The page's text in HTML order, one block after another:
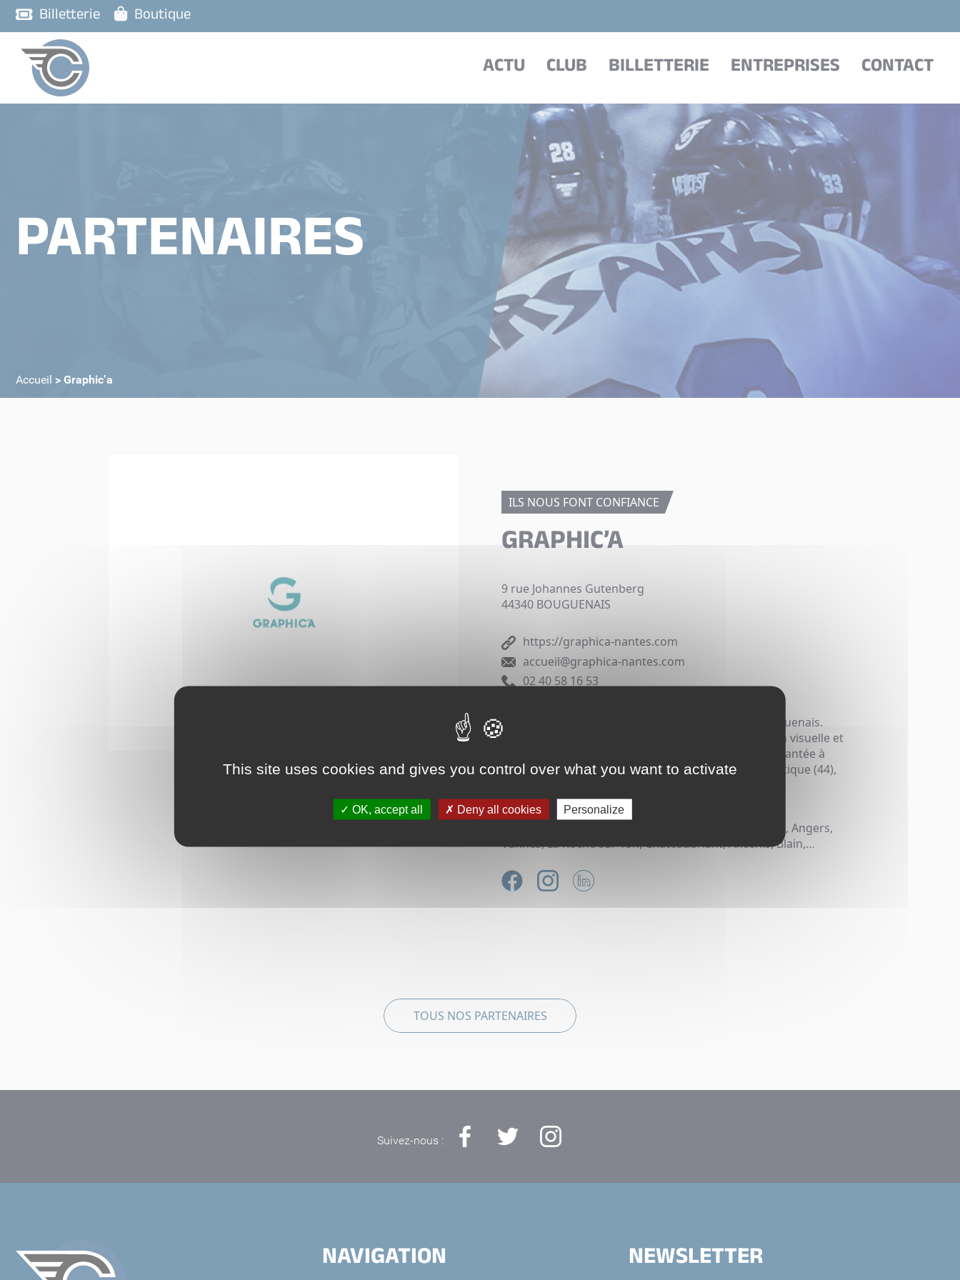
Billetterie Boutique
ACTU CLUB BILLETTERIE ENTREPRISES CONTACT
PARTENAIRES
Accueil > Graphic’a
ILS NOUS FONT CONFIANCE
GRAPHIC’A
9 rue Johannes Gutenberg
44340 BOUGUENAIS
https://graphica-nantes.com
accueil@graphica-nantes.com
02 40 58 16 53
Imprimeur numérique petit et grand format, à Bouguenais.
Graphic’a réalise tous vos travaux de communication visuelle et
d’impression numérique, petit et grand format. Implantée à
Bouguenais, en périphérie de Nantes, en Loire-Atlantique (44),
traditionnelle et numérique.
Zones d’intervention (Grand Ouest) : Nantes, Rennes, Angers,
Vannes, La Roche sur Yon, Chateaubriant, Ancenis, Blain,…
TOUS NOS PARTENAIRES
Suivez-nous :
NAVIGATION NEWSLETTER
This site uses cookies and gives you control over what you want to activate
OK, accept all Deny all cookies Personalize